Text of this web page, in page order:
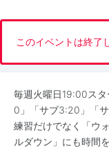
このイベントは終了
毎週火曜日19:00ス
0」「サブ3:20」「
練習だけでなく「ウ
ルダウン」にも時間